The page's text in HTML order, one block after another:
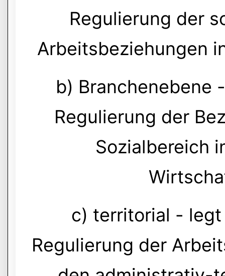
Regulierung der
Arbeitsbeziehungen
b) Branchenebene
Regulierung der
Sozialbereich
c) territorial -
Regulierung der